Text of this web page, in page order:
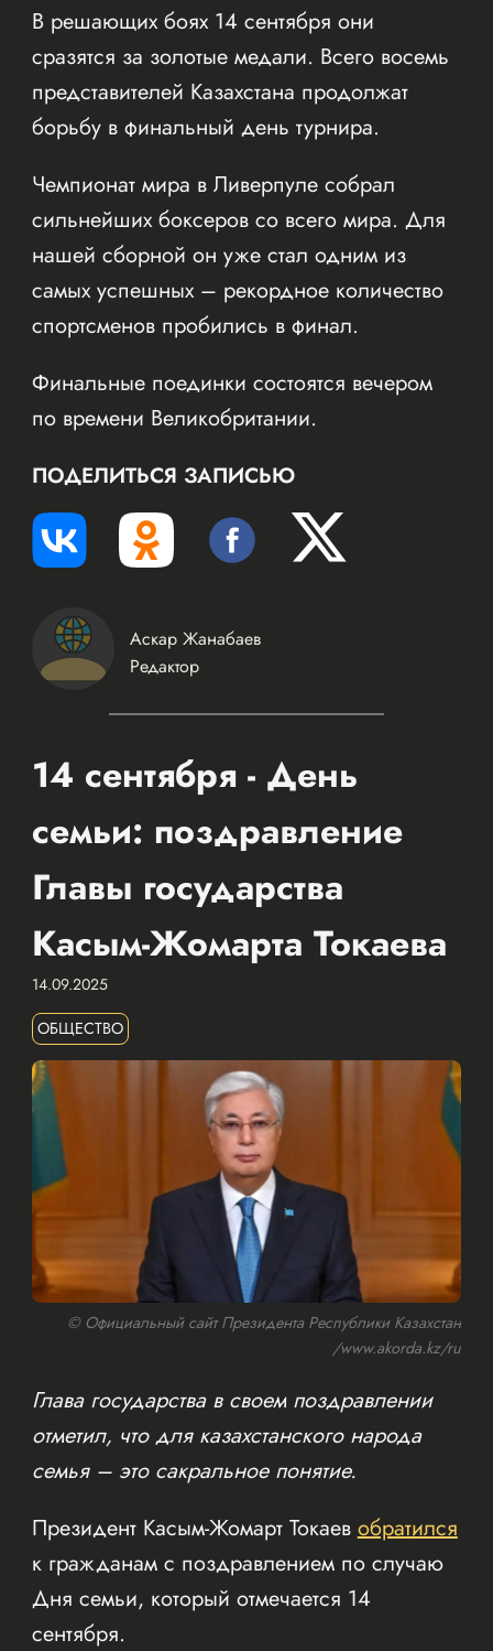
В решающих боях 14 сентября они
сразятся за золотые медали. Всего восемь
представителей Казахстана продолжат
борьбу в финальный день турнира.
Чемпионат мира в Ливерпуле собрал
сильнейших боксеров со всего мира. Для
нашей сборной он уже стал одним из
самых успешных – рекордное количество
спортсменов пробились в финал.
Финальные поединки состоятся вечером
по времени Великобритании.
ПОДЕЛИТЬСЯ ЗАПИСЬЮ
Аскар Жанабаев
Редактор
14 сентября - День
семьи: поздравление
Главы государства
Касым-Жомарта Токаева
14.09.2025
ОБЩЕСТВО
© Официальный сайт Президента Республики Казахстан
/www.akorda.kz/ru
Глава государства в своем поздравлении
отметил, что для казахстанского народа
семья – это сакральное понятие.
Президент Касым-Жомарт Токаев обратился
к гражданам с поздравлением по случаю
Дня семьи, который отмечается 14
сентября.